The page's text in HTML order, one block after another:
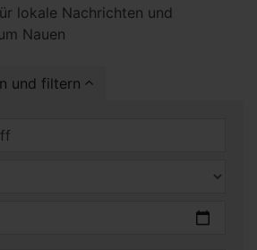
lokale Nachrichten und
Nauen
und filtern